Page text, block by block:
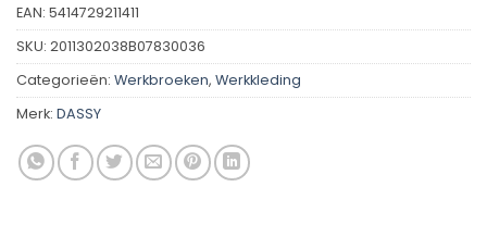
EAN: 5414729211411
SKU: 2011302038B07830036
Categorieën: Werkbroeken, Werkkleding
Merk: DASSY